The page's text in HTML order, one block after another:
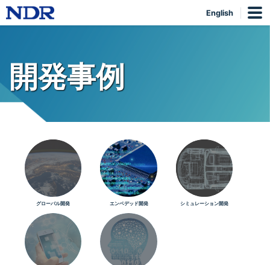
English
開発事例
グローバル開発 エンベデッド開発 シミュレーション開発